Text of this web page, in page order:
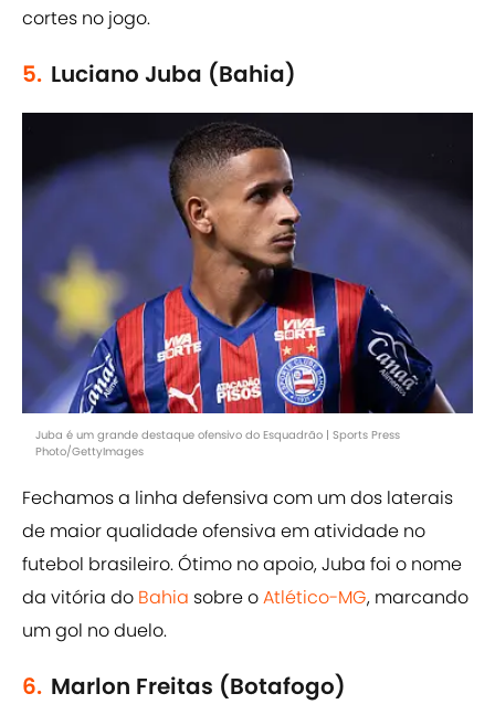
cortes no jogo.
5. Luciano Juba (Bahia)
Juba é um grande destaque ofensivo do Esquadrão | Sports Press
Photo/GettyImages
Fechamos a linha defensiva com um dos laterais
de maior qualidade ofensiva em atividade no
futebol brasileiro. Ótimo no apoio, Juba foi o nome
da vitória do Bahia sobre oAtlético-MG, marcando
um gol no duelo.
6. Marlon Freitas (Botafogo)